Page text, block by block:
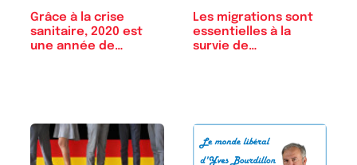
Grâce à la crise
sanitaire, 2020 est
une année de…
Les migrations sont
essentielles à la
survie de…